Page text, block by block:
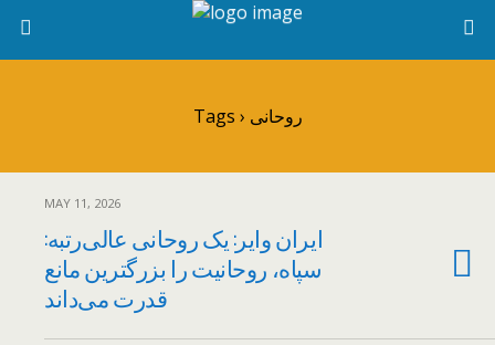
Tags › روحانی
MAY 11, 2026
ایران وایر: یک روحانی عالی‌رتبه:
سپاه، روحانیت را بزرگترین مانع
قدرت می‌داند